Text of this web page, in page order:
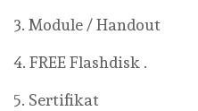
3. Module / Handout
4. FREE Flashdisk .
5. Sertifikat